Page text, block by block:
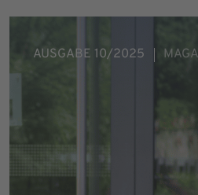
AUSGABE 10/2025